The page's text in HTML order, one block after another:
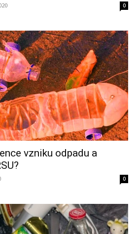
0
vzniku odpadu a
0